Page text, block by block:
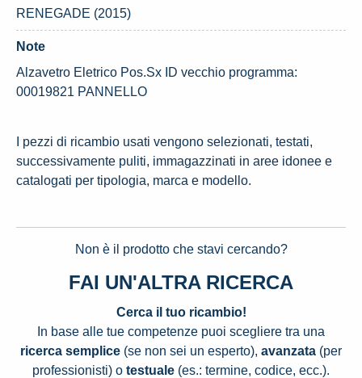
RENEGADE (2015)
Note
Alzavetro Eletrico Pos.Sx ID vecchio programma:
00019821 PANNELLO
I pezzi di ricambio usati vengono selezionati, testati,
successivamente puliti, immagazzinati in aree idonee e
catalogati per tipologia, marca e modello.
Non è il prodotto che stavi cercando?
FAI UN'ALTRA RICERCA
Cerca il tuo ricambio!
In base alle tue competenze puoi scegliere tra una
ricerca semplice (se non sei un esperto), avanzata (per
professionisti) o testuale (es.: termine, codice, ecc.).